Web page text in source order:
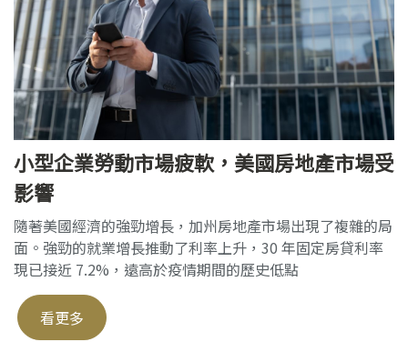
小型企業勞動市場疲軟，美國房地產市場受
影響
隨著美國經濟的強勁增長，加州房地產市場出現了複雜的局
面。強勁的就業增長推動了利率上升，30 年固定房貸利率
現已接近 7.2%，遠高於疫情期間的歷史低點
看更多